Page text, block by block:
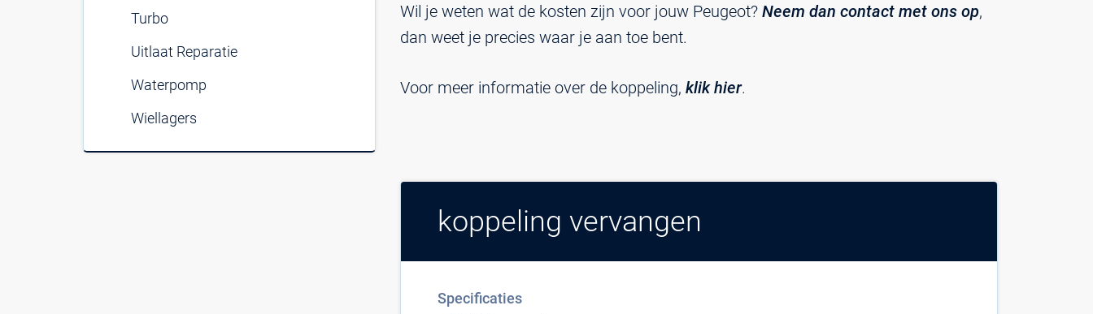
Turbo
Uitlaat Reparatie
Waterpomp
Wiellagers
Wil je weten wat de kosten zijn voor jouw Peugeot? Neem dan contact met ons op,
dan weet je precies waar je aan toe bent.
Voor meer informatie over de koppeling, klik hier.
koppeling vervangen
Specificaties